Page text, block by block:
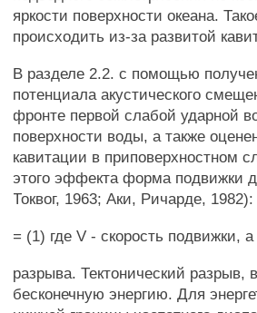
яркости поверхности океана.
происходить из-за развитой
В разделе 2.2. с помощью
потенциала акустического
фронте первой слабой ударной
поверхности воды, а также
кавитации в приповерхностном
этого эффекта форма подвижки
Токвог, 1963; Аки, Ричарде, 1982):
= (1) где V - скорость подвижки,
разрыва. Тектонический
бесконечную энергию. Для